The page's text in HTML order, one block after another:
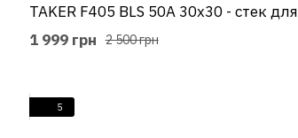
TAKER F405 BLS 50A 30x30 - стек для
сборки 7-8 дюймового дрона
2 500 грн
1 999 грн
5